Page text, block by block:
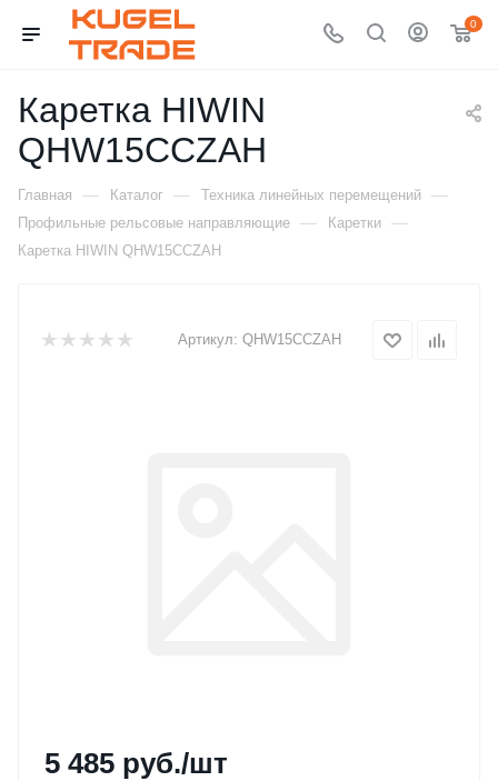
0
Каретка HIWIN
QHW15CCZAH
Главная — Каталог — Техника линейных перемещений —
Профильные рельсовые направляющие — Каретки —
Каретка HIWIN QHW15CCZAH
Артикул: QHW15CCZAH
5 485 руб./шт